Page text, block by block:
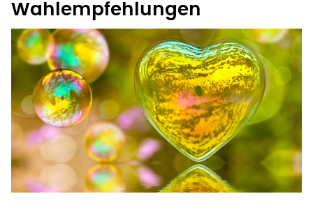
Wahlempfehlungen